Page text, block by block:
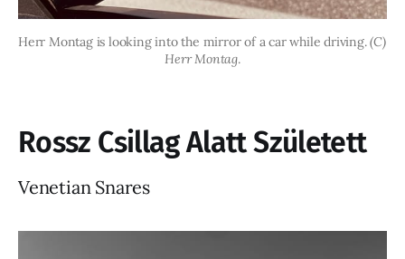
Herr Montag is looking into the mirror of a car while driving. (C)
Herr Montag.
Rossz Csillag Alatt Született
Venetian Snares